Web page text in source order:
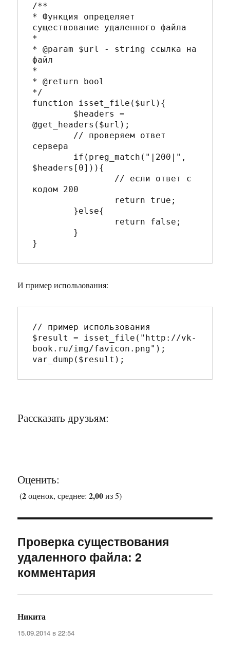
/**
* Функция определяет
существование удаленного файла
*
* @param $url - string ссылка на
файл
*
* @return bool
*/
function isset_file($url){
@get_headers($url);
сервера
$headers[0])){
кодом 200
И пример использования:
// пример использования
$result = isset_file("http://vk-
book.ru/img/favicon.png");
Рассказать друзьям:
Оценить:
(2оценок, среднее:2,00из 5)
Проверка существования
удаленного файла: 2
комментария
Никита
15.09.2014 в 22:54